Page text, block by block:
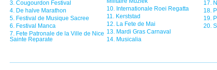
3. Cougourdon Festival
4. De halve Marathon
5. Festival de Musique Sacree
6. Festival Manca
7. Fete Patronale de la Ville de Nice
Sainte Reparate
10. Internationale Roei Regatta
11. Kerststad
12. La Fete de Mai
13. Mardi Gras Carnaval
14. Musicalia
17.
18.
19.
20.